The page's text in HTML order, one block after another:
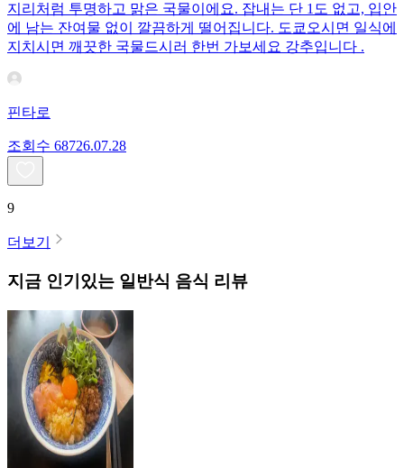
지리처럼 투명하고 맑은 국물이에요. 잡내는 단 1도 없고, 입안
에 남는 잔여물 없이 깔끔하게 떨어집니다. 도쿄오시면 일식에
지치시면 깨끗한 국물드시러 한번 가보세요 강추입니다 .
핀타로
조회수 68726.07.28
9
더보기
지금 인기있는 일반식 음식 리뷰